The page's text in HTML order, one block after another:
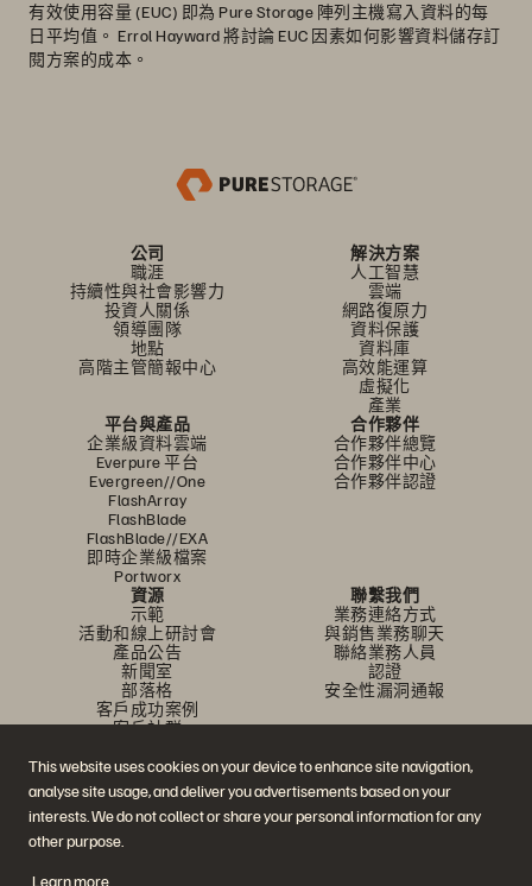
This website uses cookies on your device to enhance site navigation,
analyse site usage, and deliver you advertisements based on your
interests. We do not collect or share your personal information for any
other purpose.
Learn more
有效使用容量 (EUC) 即為 Pure Storage 陣列主機寫入資料的每
日平均值。 Errol Hayward 將討論 EUC 因素如何影響資料儲存訂
閱方案的成本。
公司
職涯
持續性與社會影響力
投資人關係
領導團隊
地點
高階主管簡報中心
解決方案
人工智慧
雲端
網路復原力
資料保護
資料庫
高效能運算
虛擬化
產業
平台與產品
企業級資料雲端
Everpure 平台
Evergreen//One
FlashArray
FlashBlade
FlashBlade//EXA
即時企業級檔案
Portworx
合作夥伴
合作夥伴總覽
合作夥伴中心
合作夥伴認證
資源
示範
活動和線上研討會
產品公告
新聞室
部落格
客戶成功案例
客戶社群
聯繫我們
業務連絡方式
與銷售業務聊天
聯絡業務人員
認證
安全性漏洞通報
加入討論